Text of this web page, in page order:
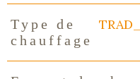
Type de
chauffage